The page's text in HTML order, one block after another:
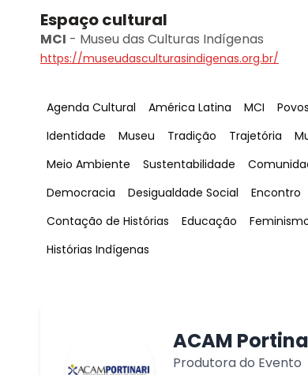
Espaço cultural
MCI - Museu das Culturas Indígenas
https://museudasculturasindigenas.org.br/
Tag:
Agenda Cultural Tag:
América Latina Tag
MCI Tag:
Tag:
Identidade Tag:
Museu Tag:
Tradição Tag:
Trajetória
Tag:
Meio Ambiente Tag:
Sustentabilidade Tag:
Tag:
Democracia Tag:
Desigualdade Social Tag:
Encontro
Tag:
Contação de Histórias Tag:
Educação Tag:
Tag:
Histórias Indígenas
ACAM
Produtora do Evento